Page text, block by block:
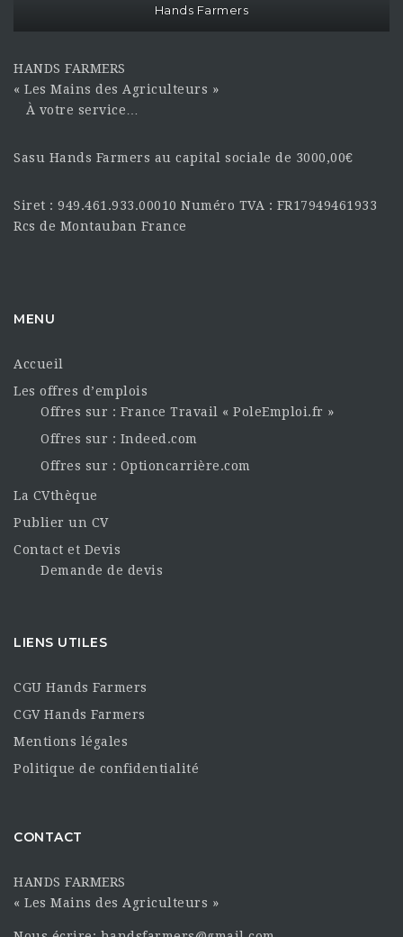
Hands Farmers
HANDS FARMERS
« Les Mains des Agriculteurs »
À votre service…
Sasu Hands Farmers au capital sociale de 3000,00€
Siret : 949.461.933.00010 Numéro TVA : FR17949461933
Rcs de Montauban France
MENU
Accueil
Les offres d’emplois
Offres sur : France Travail « PoleEmploi.fr »
Offres sur : Indeed.com
Offres sur : Optioncarrière.com
La CVthèque
Publier un CV
Contact et Devis
Demande de devis
LIENS UTILES
CGU Hands Farmers
CGV Hands Farmers
Mentions légales
Politique de confidentialité
CONTACT
HANDS FARMERS
« Les Mains des Agriculteurs »